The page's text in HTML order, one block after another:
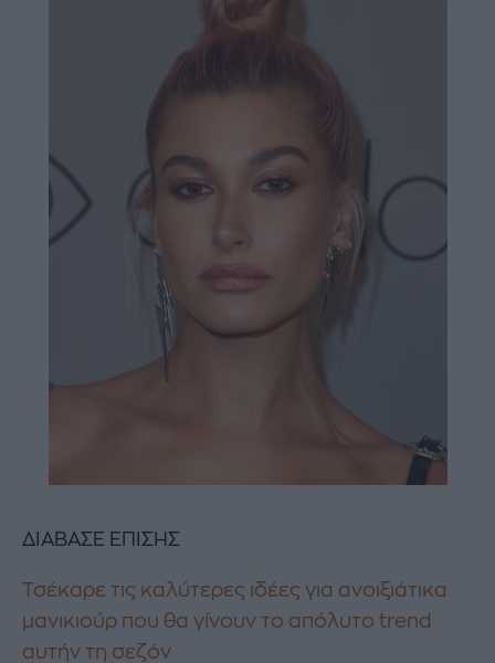
ΔΙΑΒΑΣΕ ΕΠΙΣΗΣ
Τσέκαρε τις καλύτερες ιδέες για ανοιξιάτικα
μανικιούρ που θα γίνουν το απόλυτο trend
αυτήν τη σεζόν